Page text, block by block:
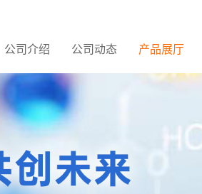
公司介绍 公司动态 产品展厅